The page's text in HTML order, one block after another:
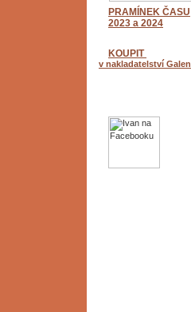
PRAMÍNEK ČASU
2023 a 2024
KOUPIT
v nakladatelství Galen